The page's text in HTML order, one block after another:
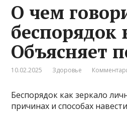
О чем
беспорядок
Объясняет
10.02.2025 Здоровье
Беспорядок как зеркало
причинах и способах